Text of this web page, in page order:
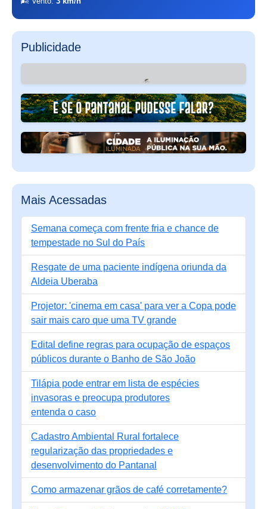
Publicidade
Mais Acessadas
Semana começa com frente fria e chance de
tempestade no Sul do País
Resgate de uma paciente indígena oriunda da
Aldeia Uberaba
Projetor: 'cinema em casa' para ver a Copa pode
sair mais caro que uma TV grande
Edital define regras para ocupação de espaços
públicos durante o Banho de São João
Tilápia pode entrar em lista de espécies
invasoras e preocupa produtores
entenda o caso
Cadastro Ambiental Rural fortalece
regularização das propriedades e
desenvolvimento do Pantanal
Como armazenar grãos de café corretamente?